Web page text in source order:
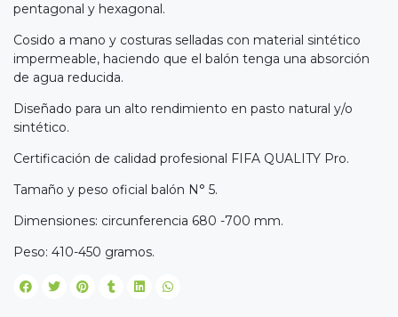
pentagonal y hexagonal.
Cosido a mano y costuras selladas con material sintético
impermeable, haciendo que el balón tenga una absorción
de agua reducida.
Diseñado para un alto rendimiento en pasto natural y/o
sintético.
Certificación de calidad profesional FIFA QUALITY Pro.
Tamaño y peso oficial balón N° 5.
Dimensiones: circunferencia 680 -700 mm.
Peso: 410-450 gramos.